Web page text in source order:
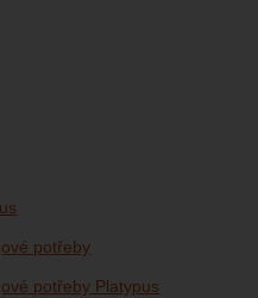
potřeby
potřeby Platypus